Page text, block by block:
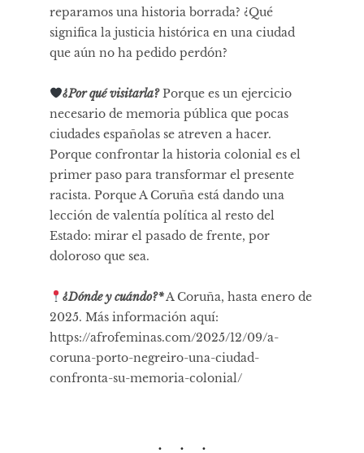
reparamos una historia borrada? ¿Qué
significa la justicia histórica en una ciudad
que aún no ha pedido perdón?
¿Por qué visitarla?Porque es un ejercicio
necesario de memoria pública que pocas
ciudades españolas se atreven a hacer.
Porque confrontar la historia colonial es el
primer paso para transformar el presente
racista. Porque A Coruña está dando una
lección de valentía política al resto del
Estado: mirar el pasado de frente, por
doloroso que sea.
¿Dónde y cuándo?*A Coruña, hasta enero de
2025. Más información aquí:
https://afrofeminas.com/2025/12/09/a-
coruna-porto-negreiro-una-ciudad-
confronta-su-memoria-colonial/